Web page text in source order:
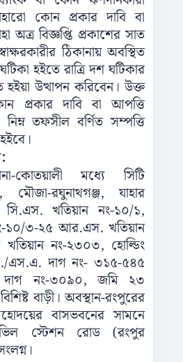
কোন প্রকার দাবি বা
অত্র বিজ্ঞপ্তি প্রকাশের সাত
ঠিকানায় অবস্থিত
হইতে রাত্রি দশ ঘটিকার
উত্থাপন করিবেন। উক্ত
প্রকার দাবি বা আপত্তি
তফসীল বর্ণিত সম্পত্তি
কোতয়ালী মধ্যে সিটি
মৌজা-রঘুনাথগঞ্জ, যাহার
খতিয়ান নং-১০/১,
১০/৩-২৫ আর.এস. খতিয়ান
নং-২৩০৩, হোল্ডিং
এস.এ. দাগ নং- ৩১৫-৫৪৫
নং-৩০৯০, জমি ২৩
বাড়ী। অবস্থান-রংপুরের
বাসভবনের সামনে
স্টেশন রোড (রংপুর